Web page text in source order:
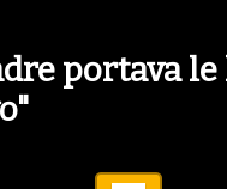
portava